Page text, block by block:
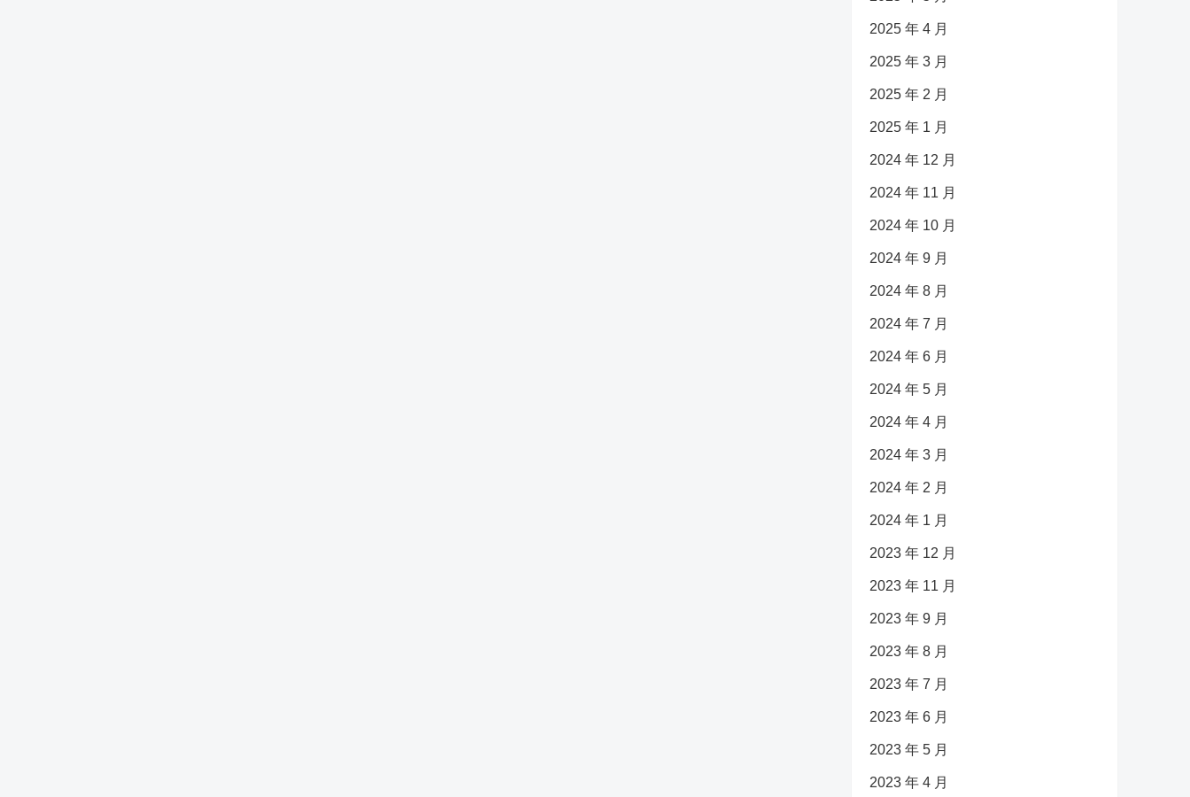
2025 年 4 月
2025 年 3 月
2025 年 2 月
2025 年 1 月
2024 年 12 月
2024 年 11 月
2024 年 10 月
2024 年 9 月
2024 年 8 月
2024 年 7 月
2024 年 6 月
2024 年 5 月
2024 年 4 月
2024 年 3 月
2024 年 2 月
2024 年 1 月
2023 年 12 月
2023 年 11 月
2023 年 9 月
2023 年 8 月
2023 年 7 月
2023 年 6 月
2023 年 5 月
2023 年 4 月